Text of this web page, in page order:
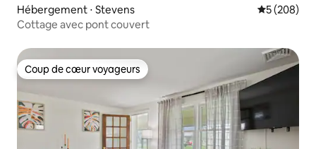
Hébergement ⋅ Stevens Évaluation
5 (208)
Cottage avec pont couvert
Coup de cœur voyageurs
Coup de cœur voyageurs